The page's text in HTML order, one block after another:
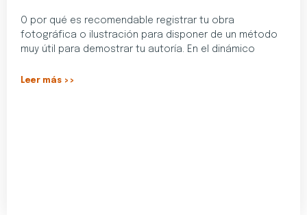
O por qué es recomendable registrar tu obra
fotográfica o ilustración para disponer de un método
muy útil para demostrar tu autoría. En el dinámico
Leer más >>